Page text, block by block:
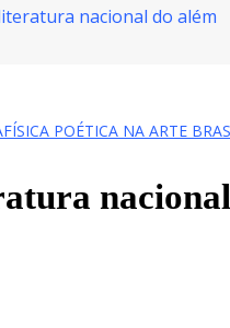
nacional do além
POÉTICA NA ARTE